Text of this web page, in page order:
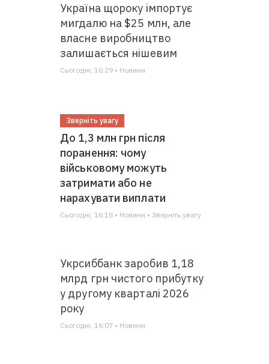
Україна щороку імпортує
мигдалю на $25 млн, але
власне виробництво
залишається нішевим
Сьогодні, 16:29 • Новини
Зверніть увагу
До 1,3 млн грн після
поранення: чому
військовому можуть
затримати або не
нарахувати виплати
Сьогодні, 16:18 • Новини • Зверніть увагу
Укрсиббанк заробив 1,18
млрд грн чистого прибутку
у другому кварталі 2026
року
Сьогодні, 16:07 • Новини